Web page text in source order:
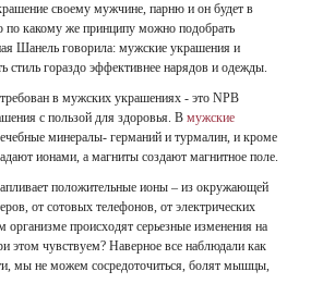
своему мужчине, парню и он будет в
по какому же принципу можно подобрать
Шанель говорила: мужские украшения и
стиль гораздо эффективнее нарядов и одежды.
в мужских украшениях - это NPB
с пользой для здоровья. В мужские
минералы- германий и турмалин, и кроме
ионами, а магниты создают магнитное поле.
положительные ионы – из окружающей
от сотовых телефонов, от электрических
происходят серьезные изменения на
этом чувствуем? Наверное все наблюдали как
мы не можем сосредоточиться, болят мышцы,